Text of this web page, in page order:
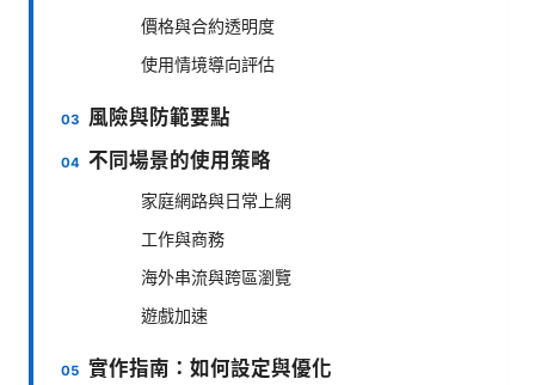
價格與合約透明度
使用情境導向評估
風險與防範要點
不同場景的使用策略
家庭網路與日常上網
工作與商務
海外串流與跨區瀏覽
遊戲加速
實作指南：如何設定與優化